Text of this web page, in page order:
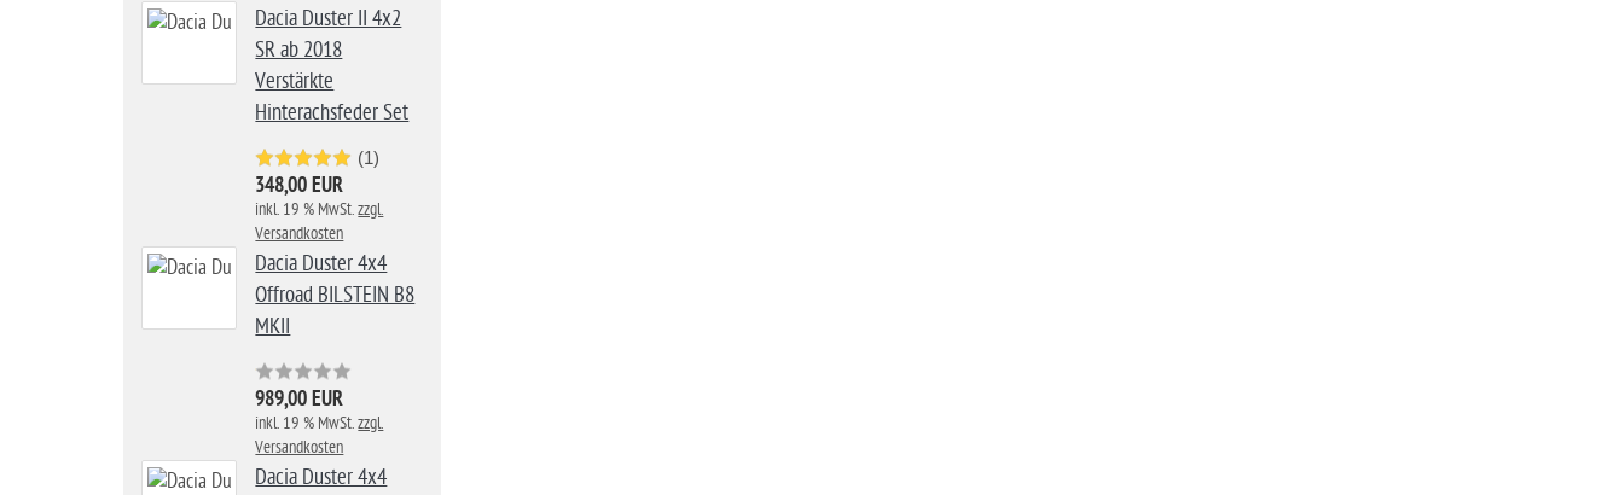
Dacia Duster II 4x2
SR ab 2018
Verstärkte
Hinterachsfeder Set
(1)
348,00 EUR
inkl. 19 % MwSt.zzgl.
Versandkosten
Dacia Duster 4x4
Offroad BILSTEIN B8
MKII
989,00 EUR
inkl. 19 % MwSt.zzgl.
Versandkosten
Dacia Duster 4x4